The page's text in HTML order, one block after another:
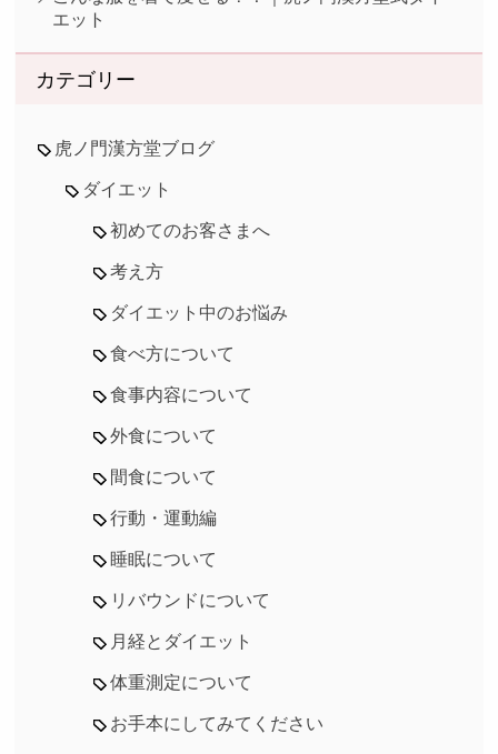
エット
カテゴリー
虎ノ門漢方堂ブログ
ダイエット
初めてのお客さまへ
考え方
ダイエット中のお悩み
食べ方について
食事内容について
外食について
間食について
行動・運動編
睡眠について
リバウンドについて
月経とダイエット
体重測定について
お手本にしてみてください